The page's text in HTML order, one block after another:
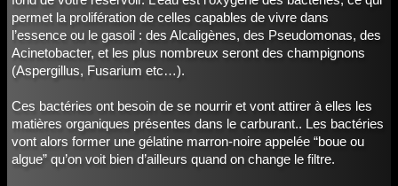
permet la prolifération de celles capables de vivre dans
l’essence ou le gasoil : des Alcaligènes, des Pseudomonas, des
Acinetobacter, et les plus nombreux seront des champignons
(Aspergillus, Fusarium etc…).
Ces bactéries ont besoin de se nourrir et vont attirer à elles les
matières organiques présentes dans le carburant.. Les bactéries
vont alors former une gélatine marron-noire appelée “boue ou
algue” qu’on voit bien d’ailleurs quand on change le filtre.